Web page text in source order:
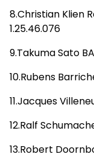
8.Christian Klien
1.25.46.076
9.Takuma Sato
10.Rubens
11.Jacques
12.Ralf
13.Robert